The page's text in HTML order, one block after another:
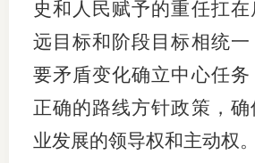
史和人民赋予的重任扛
远目标和阶段目标相统
要矛盾变化确立中心任
正确的路线方针政策，
业发展的领导权和主动权。